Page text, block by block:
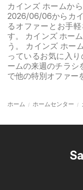
カインズ ホームか
2026/06/06からカ
るオファーとお手
す。 カインズ ホー
う。 カインズ ホー
っているお気に入
ームの来週のチラシ
で他の特別オファー
ホーム ホームセンター